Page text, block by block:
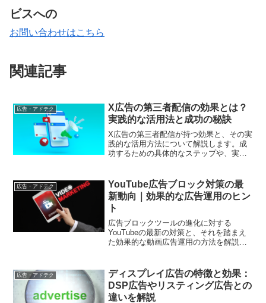
ビスへの
お問い合わせはこちら
関連記事
広告・アドテク
X広告の第三者配信の効果とは？
実践的な活用法と成功の秘訣
X広告の第三者配信が持つ効果と、その実
践的な活用方法について解説します。成
功するための具体的なステップや、実例
広告・アドテク
YouTube広告ブロック対策の最
新動向｜効果的な広告運用のヒン
ト
広告ブロックツールの進化に対する
YouTubeの最新の対策と、それを踏まえ
た効果的な動画広告運用の方法を解説。
広告・アドテク
ディスプレイ広告の特徴と効果：
DSP広告やリスティング広告との
違いを解説